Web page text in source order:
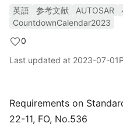
英語 参考文献 AUTOSAR
CountdownCalendar2023
0
Last updated at 2023-07-01
Requirements on
22-11, FO, No.536